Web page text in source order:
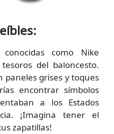
como Nike
del baloncesto.
paneles grises y toques
encontrar símbolos
a los Estados
¡Imagina tener el
zapatillas!